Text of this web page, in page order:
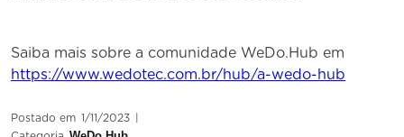
Saiba mais sobre a comunidade WeDo.Hub em
https://www.wedotec.com.br/hub/a-wedo-hub
Postado em 1/11/2023